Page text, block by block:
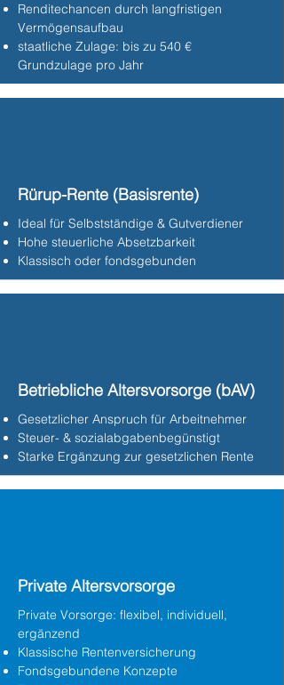
Renditechancen durch langfristigen
Vermögensaufbau
staatliche Zulage: bis zu 540 €
Grundzulage pro Jahr
Rürup-Rente (Basisrente)
Ideal für Selbstständige & Gutverdiener
Hohe steuerliche Absetzbarkeit
Klassisch oder fondsgebunden
Betriebliche Altersvorsorge (bAV)
Gesetzlicher Anspruch für Arbeitnehmer
Steuer- & sozialabgabenbegünstigt
Starke Ergänzung zur gesetzlichen Rente
Private Altersvorsorge
Private Vorsorge: flexibel, individuell,
ergänzend
Klassische Rentenversicherung
Fondsgebundene Konzepte